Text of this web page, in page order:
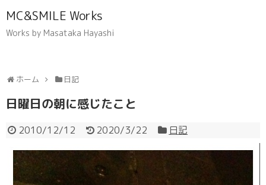
MC&SMILE Works
Works by Masataka Hayashi
ホーム 日記
日曜日の朝に感じたこと
2010/12/12 2020/3/22 日記